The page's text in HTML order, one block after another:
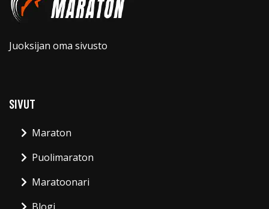
Juoksijan oma sivusto
SIVUT
Maraton
Puolimaraton
Maratoonari